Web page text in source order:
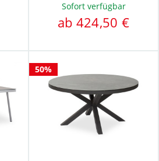
Sofort verfügbar
ab 424,50 €
50%